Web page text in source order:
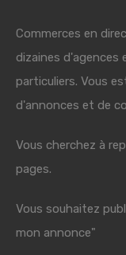
Commerces en
dizaines d'agences
particuliers. Vous
d'annonces et de
Vous cherchez à
pages.
Vous souhaitez
mon annonce"